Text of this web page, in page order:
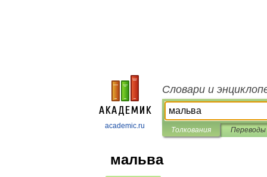
academic.ru
Словари и
Толкования Переводы
мальва